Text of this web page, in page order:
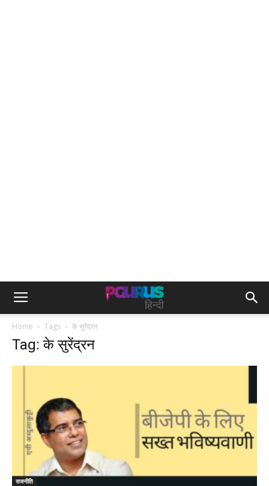
Home Tags के सुरेंद्रन
Tag: के सुरेंद्रन
राजनीति